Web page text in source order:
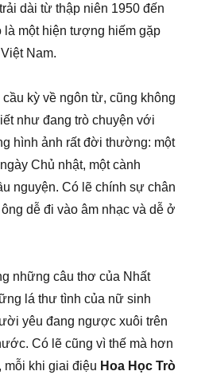
dài từ thập niên 1950 đến
là một hiện tượng hiếm gặp
Nam.
kỳ về ngôn từ, cũng không
như đang trò chuyện với
hình ảnh rất đời thường: một
Chủ nhật, một cành
nguyện. Có lẽ chính sự chân
dễ đi vào âm nhạc và dễ ở
những câu thơ của Nhất
lá thư tình của nữ sinh
yêu đang ngược xuôi trên
Có lẽ cũng vì thế mà hơn
mỗi khi giai điệu Hoa Học Trò